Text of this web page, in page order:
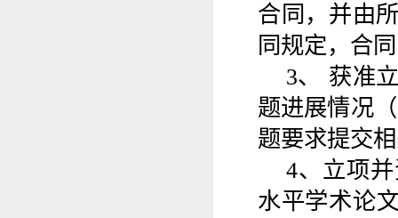
合同，并由
同规定，合
3、 获准
题进展情况（
题要求提交
4、立项
水平学术论